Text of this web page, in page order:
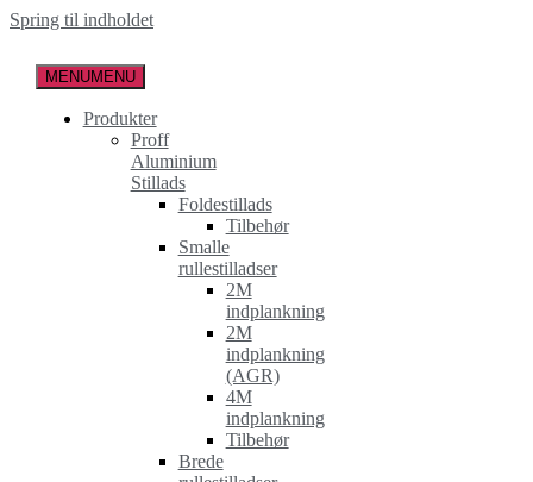
Spring til indholdet
MENUMENU
Produkter
Proff
Aluminium
Stillads
Foldestillads
Tilbehør
Smalle
rullestilladser
2M
indplankning
2M
indplankning
(AGR)
4M
indplankning
Tilbehør
Brede